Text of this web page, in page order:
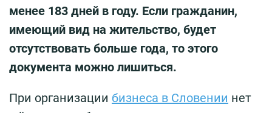
менее 183 дней в году. Если гражданин,
имеющий вид на жительство, будет
отсутствовать больше года, то этого
документа можно лишиться.
При организации бизнеса в Словении нет